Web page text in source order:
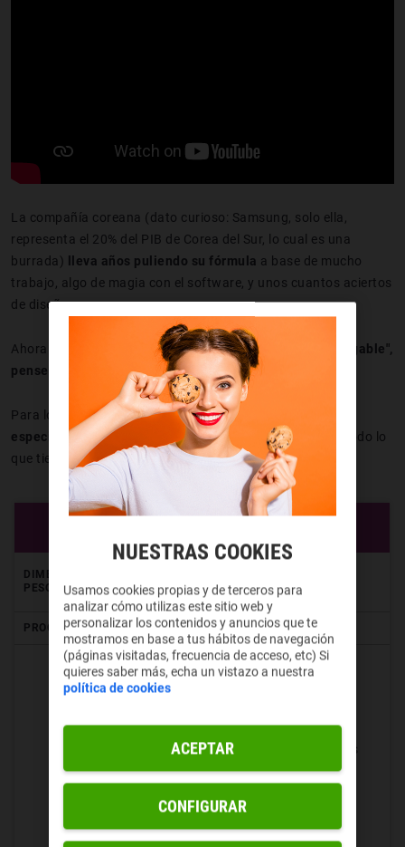
La compañía coreana (dato curioso: Samsung, solo ella,
representa el 20% del PIB de Corea del Sur, lo cual es una
burrada) lleva años puliendo su fórmula a base de mucho
trabajo, algo de magia con el software, y unos cuantos aciertos
de diseño.
Ahora ha conseguido que cuando alguien dice
"móvil plegable",
pensemos automáticamente en sus Galaxy Z.
Para los másgeeks, aquí te dejamosla mítica tabla con
especificaciones
que te ayudará a hacerte una idea de todo lo
que tiene en su interior el Samsung Galaxy Z Flip6.
DIMENSIONES Y
PESO
187 gramos
PROCESADOR Snapdragon 8 Gen 3 for Galaxy
Externa:
Resolución de 748 x 720 píxeles
306 ppp
Tasa de refresco: 60 Hz
NUESTRAS COOKIES
Usamos cookies propias y de terceros para
analizar cómo utilizas este sitio web y
personalizar los contenidos y anuncios que te
mostramos en base a tus hábitos de navegación
(páginas visitadas, frecuencia de acceso, etc) Si
quieres saber más, echa un vistazo a nuestra
política de cookies
ACEPTAR
CONFIGURAR